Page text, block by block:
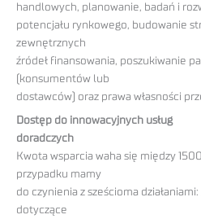
handlowych, planowanie, badań i
potencjału rynkowego, budowanie
zewnętrznych
źródeł finansowania, poszukiwanie
(konsumentów lub
dostawców) oraz prawa własności
Dostęp do innowacyjnych usług
doradczych
Kwota wsparcia waha się między
przypadku mamy
do czynienia z sześcioma
dotyczące